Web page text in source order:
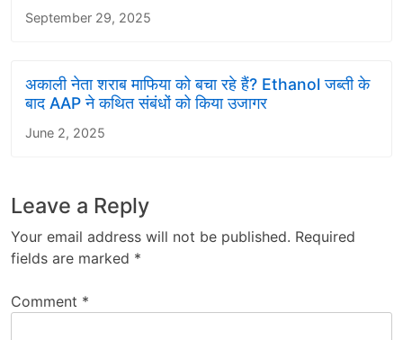
September 29, 2025
अकाली नेता शराब माफिया को बचा रहे हैं? Ethanol जब्ती के
बाद AAP ने कथित संबंधों को किया उजागर
June 2, 2025
Leave a Reply
Your email address will not be published. Required
fields are marked *
Comment *